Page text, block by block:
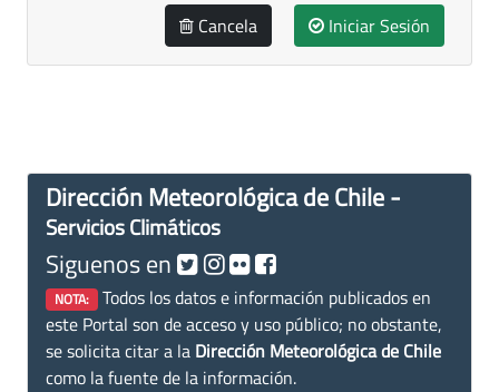
Cancela Iniciar Sesión
Dirección Meteorológica de Chile -
Servicios Climáticos
Siguenos en
NOTA: Todos los datos e información publicados en
este Portal son de acceso y uso público; no obstante,
se solicita citar a la Dirección Meteorológica de Chile
como la fuente de la información.